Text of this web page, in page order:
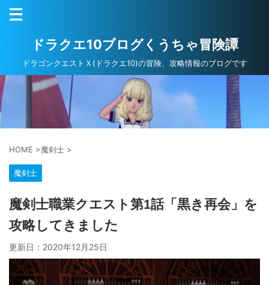
ドラクエ10ブログくうちゃ冒険譚
ドラゴンクエストＸ(ドラクエ10)の冒険、攻略情報のブログです
HOME >魔剣士 >
魔剣士
魔剣士職業クエスト第1話「黒き再会」を
攻略してきました
更新日： 2020年12月25日